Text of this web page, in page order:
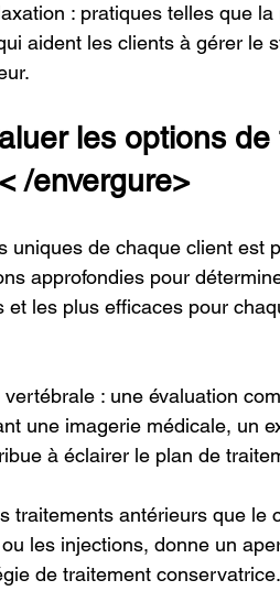
: pratiques telles que la
aident les clients à gérer le
les options
/envergure>
de chaque client est
approfondies pour
les plus efficaces pour
: une évaluation
une imagerie médicale, un
à éclairer le plan de
traitements antérieurs que le
les injections, donne un
de traitement conservatrice.